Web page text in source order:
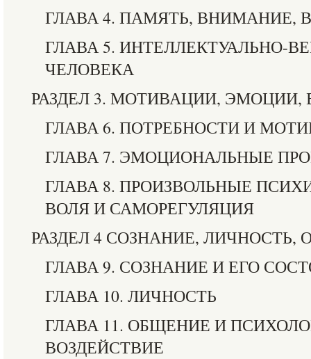
ГЛАВА 4. ПАМЯТЬ, ВНИМАНИЕ,
ГЛАВА 5. ИНТЕЛЛЕКТУАЛЬНО-
ЧЕЛОВЕКА
РАЗДЕЛ 3. МОТИВАЦИИ, ЭМОЦИИ,
ГЛАВА 6. ПОТРЕБНОСТИ И
ГЛАВА 7. ЭМОЦИОНАЛЬНЫЕ
ГЛАВА 8. ПРОИЗВОЛЬНЫЕ
ВОЛЯ И САМОРЕГУЛЯЦИЯ
РАЗДЕЛ 4 СОЗНАНИЕ, ЛИЧНОСТЬ,
ГЛАВА 9. СОЗНАНИЕ И ЕГО
ГЛАВА 10. ЛИЧНОСТЬ
ГЛАВА 11. ОБЩЕНИЕ И
ВОЗДЕЙСТВИЕ